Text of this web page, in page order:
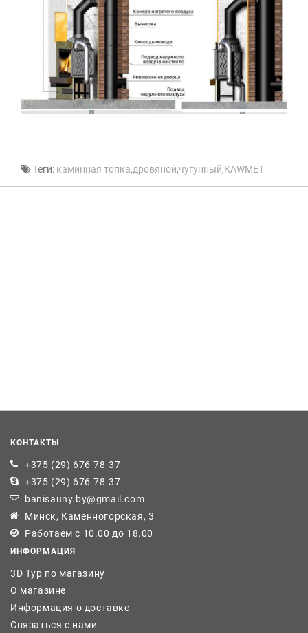
Теги: каминная топка,дровяной,чугунный,KAWMET
КОНТАКТЫ
+375 (29) 676-78-37
+375 (29) 676-78-37
banisauny.by@gmail.com
Минск, Каменногорская, 3
Работаем с 10.00 до 18.00
ИНФОРМАЦИЯ
3D Тур по магазину
О магазине
Информация о доставке
Связаться с нами